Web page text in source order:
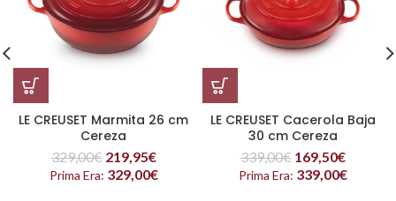
LE CREUSET Marmita 26 cm
Cereza
329,00€ 219,95€
Prima Era: 329,00€
LE CREUSET Cacerola Baja
30 cm Cereza
339,00€ 169,50€
Prima Era: 339,00€